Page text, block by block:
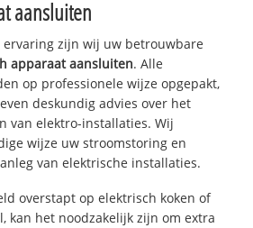
aansluiten
zijn wij uw betrouwbare
apparaat aansluiten. Alle
op professionele wijze opgepakt,
deskundig advies over het
van elektro-installaties. Wij
wijze uw stroomstoring en
van elektrische installaties.
overstapt op elektrisch koken of
kan het noodzakelijk zijn om extra